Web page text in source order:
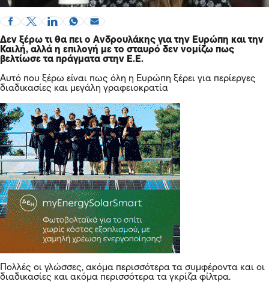
Δεν ξέρω τι θα πει ο Ανδρουλάκης για την Ευρώπη και την
Καιλή, αλλά η επιλογή με το σταυρό δεν νομίζω πως
βελτίωσε τα πράγματα στην Ε.Ε.
Αυτό που ξέρω είναι πως όλη η Ευρώπη ξέρει για περίεργες
διαδικασίες και μεγάλη γραφειοκρατία
Πολλές οι γλώσσες, ακόμα περισσότερα τα συμφέροντα και οι
διαδικασίες και ακόμα περισσότερα τα γκρίζα φίλτρα.